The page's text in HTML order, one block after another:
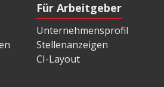
Für Arbeitgeber
Unternehmensprofil
Stellenanzeigen
CI-Layout